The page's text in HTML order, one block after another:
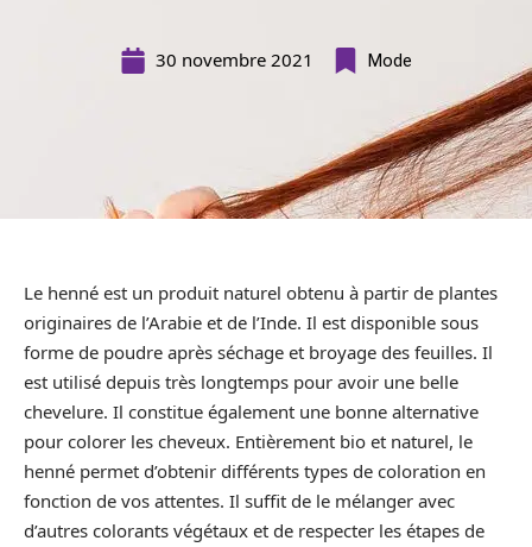
30 novembre 2021 Mode
Le henné est un produit naturel obtenu à partir de plantes
originaires de l’Arabie et de l’Inde. Il est disponible sous
forme de poudre après séchage et broyage des feuilles. Il
est utilisé depuis très longtemps pour avoir une belle
chevelure. Il constitue également une bonne alternative
pour colorer les cheveux. Entièrement bio et naturel, le
henné permet d’obtenir différents types de coloration en
fonction de vos attentes. Il suffit de le mélanger avec
d’autres colorants végétaux et de respecter les étapes de